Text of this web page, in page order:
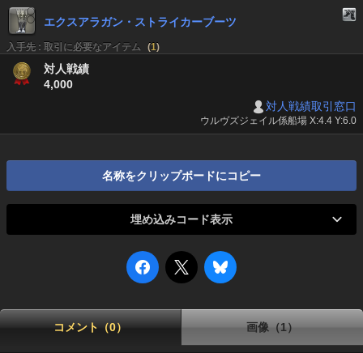
エクスアラガン・ストライカーブーツ
入手先 : 取引に必要なアイテム (1)
対人戦績
4,000
対人戦績取引窓口
ウルヴズジェイル係船場 X:4.4 Y:6.0
名称をクリップボードにコピー
埋め込みコード表示
コメント（0） 画像（1）